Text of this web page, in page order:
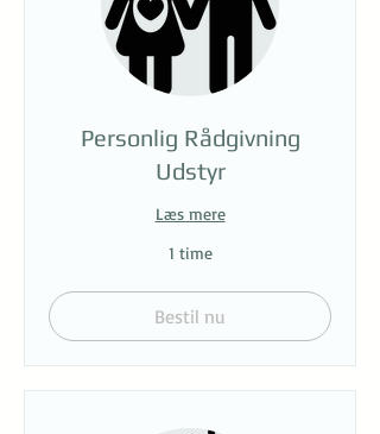
Personlig Rådgivning
Udstyr
Læs mere
1 time
Bestil nu